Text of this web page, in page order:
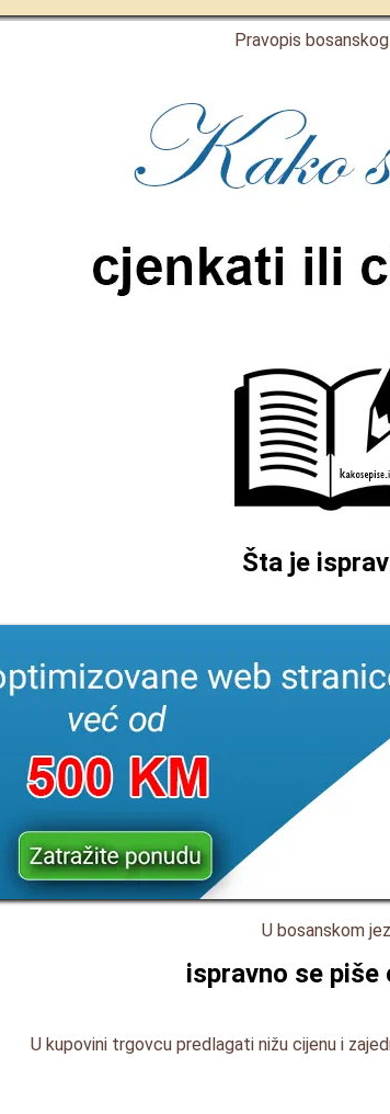
Pravopis
Šta je
U bosanskom
ispravno se piše
U kupovini trgovcu predlagati nižu cijenu i